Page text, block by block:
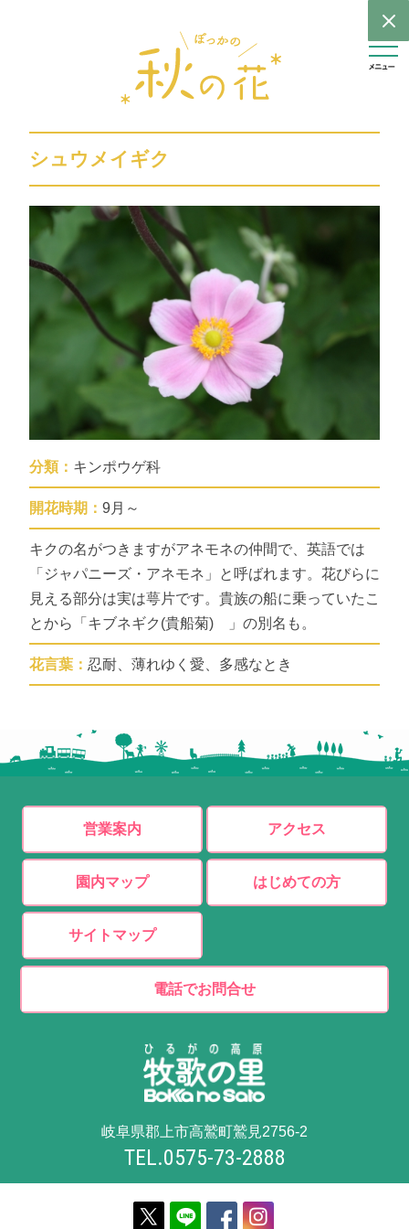
シュウメイギク
分類： キンポウゲ科
開花時期： 9月～
キクの名がつきますがアネモネの仲間で、英語では
「ジャパニーズ・アネモネ」と呼ばれます。花びらに
見える部分は実は萼片です。貴族の船に乗っていたこ
とから「キブネギク(貴船菊) 」の別名も。
花言葉： 忍耐、薄れゆく愛、多感なとき
営業案内 アクセス
園内マップ はじめての方
サイトマップ
電話でお問合せ
岐阜県郡上市高鷲町鷲見2756-2
TEL.0575-73-2888